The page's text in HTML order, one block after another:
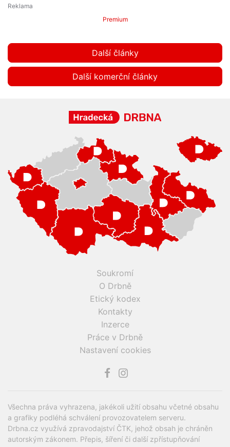
Premium
Další články
Další komerční články
Soukromí
O Drbně
Etický kodex
Kontakty
Inzerce
Práce v Drbně
Nastavení cookies
Všechna práva vyhrazena, jakékoli užití obsahu včetné obsahu
a grafiky podléhá schválení provozovatelem serveru.
Drbna.cz využívá zpravodajství ČTK, jehož obsah je chráněn
autorským zákonem. Přepis, šíření či další zpřístupňování